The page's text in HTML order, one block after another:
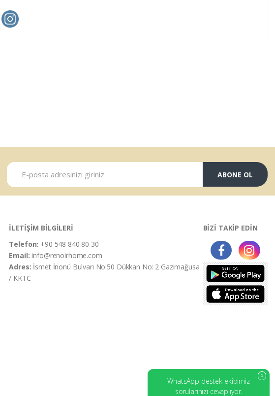
ABONE OL
İLETİŞİM BİLGİLERİ
Telefon: +90 548 840 80 30
Email:info@renoirhome.com
Adres: İsmet İnonü Bulvarı No:50 Dükkan No: 2 Gazimağusa
/ KKTC
BİZİ TAKİP EDİN
X
WhatsApp destek ekibimiz
sorularınızı cevaplıyor.